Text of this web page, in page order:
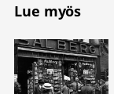
Lue myös